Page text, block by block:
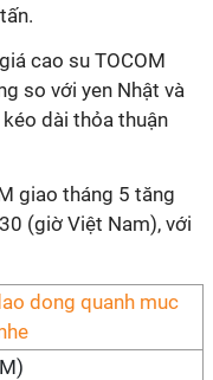
cao su TOCOM
so với yen Nhật và
dài thỏa thuận
giao tháng 5 tăng
(giờ Việt Nam), với